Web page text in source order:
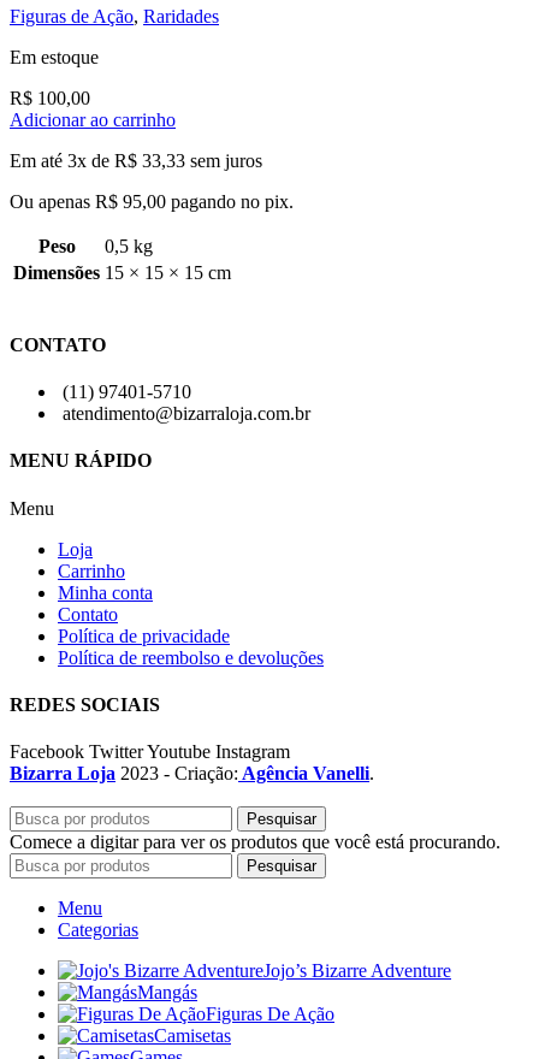
Figuras de Ação, Raridades
Em estoque
R$ 100,00
Adicionar ao carrinho
Em até 3x de R$ 33,33 sem juros
Ou apenas R$ 95,00 pagando no pix.
Peso
0,5 kg
Dimensões 15 × 15 × 15 cm
CONTATO
(11) 97401-5710
atendimento@bizarraloja.com.br
MENU RÁPIDO
Menu
Loja
Carrinho
Minha conta
Contato
Política de privacidade
Política de reembolso e devoluções
REDES SOCIAIS
Facebook TwitterYoutube Instagram
Bizarra Loja 2023 - Criação: Agência Vanelli.
Pesquisar
Comece a digitar para ver os produtos que você está procurando.
Pesquisar
Menu
Categorias
Jojo’s Bizarre Adventure
Mangás
Figuras De Ação
Camisetas